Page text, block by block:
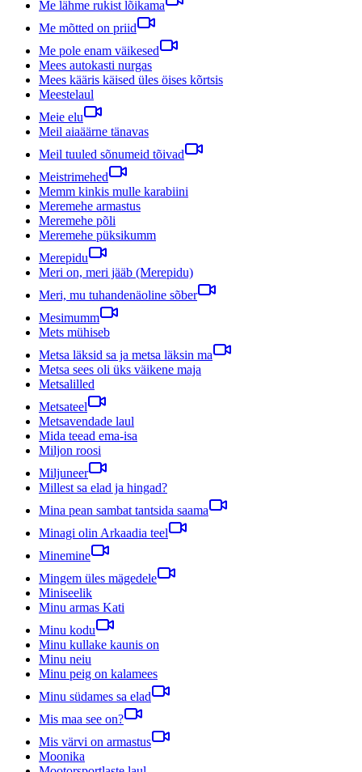
Me lähme rukist lõikama
Me mõtted on priid
Me pole enam väikesed
Mees autokasti nurgas
Mees kääris käised üles öises kõrtsis
Meestelaul
Meie elu
Meil aiaäärne tänavas
Meil tuuled sõnumeid tõivad
Meistrimehed
Memm kinkis mulle karabiini
Meremehe armastus
Meremehe põli
Meremehe püksikumm
Merepidu
Meri on, meri jääb (Merepidu)
Meri, mu tuhandenäoline sõber
Mesimumm
Mets mühiseb
Metsa läksid sa ja metsa läksin ma
Metsa sees oli üks väikene maja
Metsalilled
Metsateel
Metsavendade laul
Mida teead ema-isa
Miljon roosi
Miljuneer
Millest sa elad ja hingad?
Mina pean sambat tantsida saama
Minagi olin Arkaadia teel
Minemine
Mingem üles mägedele
Miniseelik
Minu armas Kati
Minu kodu
Minu kullake kaunis on
Minu neiu
Minu peig on kalamees
Minu südames sa elad
Mis maa see on?
Mis värvi on armastus
Moonika